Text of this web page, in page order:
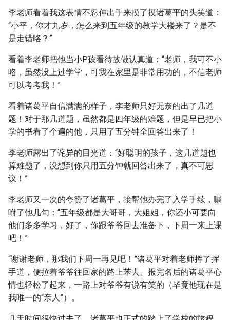
李老师看着我这表情不忍伸出手来摸了摸诸葛平的头笑道：
“小平，你才九岁，怎么来到五年级的教学大楼来了？是不
是走错咯？”
看着李老师把他当小P孩看待故做认真道：“老师，我可不小
咯，虽然没上过学堂，可我在家里是非常用功的，不信老师
可以考考我！”
看着诸葛平自信满满的样子，李老师只好无奈的出了几道
题！对于那几道题，虽然都是四年级的难题，但是早已把小
学的书看了个遍的他，只用了五分钟全回答出来了！
李老师露出了诧异的目光道：“好聪明的孩子，这几道题也
算难题了，没想到你只用五分钟就回答出来了，真不可思
议！”
李老师又一次的夸赞了诸葛平，接帮他办完了入学手续，嘱
咐了他几句：“五年级都是大哥哥，大姐姐，你还小可要向
他们多多学习，好了，你跟爷爷回去准备下，下周一来上课
吧！”
“谢谢老师，那我们下周一再见吧！”诸葛平对着老师挥了挥
手道，便拉着爷爷往回家的路上苯去。报完名后的诸葛平心
情也轻松了起来，一路上对爷爷有说有笑的（毕竟他现在是
我唯一的“亲人”）。